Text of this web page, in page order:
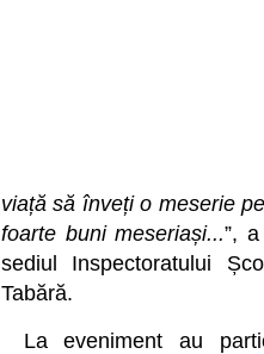
viață să înveți o meserie
foarte buni meseriași...”,
sediul Inspectoratului
Tabără.
La eveniment au